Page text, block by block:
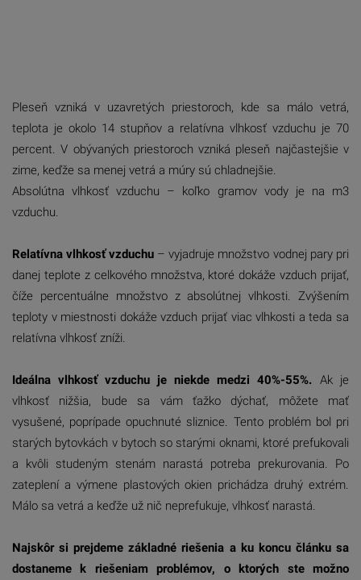
Pleseň vzniká v uzavretých priestoroch, kde sa málo vetrá,
teplota je okolo 14 stupňov a relatívna vlhkosť vzduchu je 70
percent. V obývaných priestoroch vzniká pleseň najčastejšie v
zime, keďže sa menej vetrá a múry sú chladnejšie.
Absolútna vlhkosť vzduchu – koľko gramov vody je na m3
vzduchu.
Relatívna vlhkosť vzduchu – vyjadruje množstvo vodnej pary pri
danej teplote z celkového množstva, ktoré dokáže vzduch prijať,
číže percentuálne množstvo z absolútnej vlhkosti. Zvýšením
teploty v miestnosti dokáže vzduch prijať viac vlhkosti a teda sa
relatívna vlhkosť zníži.
Ideálna vlhkosť vzduchu je niekde medzi 40%-55%. Ak je
vlhkosť nižšia, bude sa vám ťažko dýchať, môžete mať
vysušené, poprípade opuchnuté sliznice. Tento problém bol pri
starých bytovkách v bytoch so starými oknami, ktoré prefukovali
a kvôli studeným stenám narastá potreba prekurovania. Po
zateplení a výmene plastových okien prichádza druhý extrém.
Málo sa vetrá a keďže už nič neprefukuje, vlhkosť narastá.
Najskôr si prejdeme základné riešenia a ku koncu článku sa
dostaneme k riešeniam problémov, o ktorých ste možno